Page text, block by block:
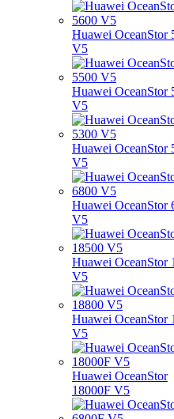
Huawei OceanStor
V5
Huawei OceanStor
V5
Huawei OceanStor
V5
Huawei OceanStor
V5
Huawei OceanStor
V5
Huawei OceanStor
V5
Huawei OceanStor
18000F V5